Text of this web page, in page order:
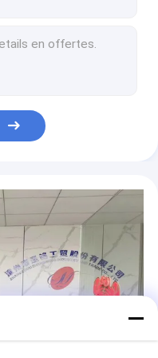
met Gemakkelijke Trekkrachtdekking
Cans de Plastic met Gemakkelijke Trekkrachtdekking
levensmiddelen
700ml met Dekselsslasaus
het Drinken Flessen met Deksels